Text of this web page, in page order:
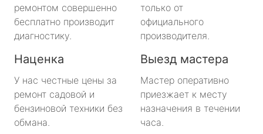
ремонтом совершенно
бесплатно производит
диагностику.
только от
официального
производителя.
Наценка
У нас честные цены за
ремонт садовой и
бензиновой техники без
обмана.
Выезд мастера
Мастер оперативно
приезжает к месту
назначения в течении
часа.